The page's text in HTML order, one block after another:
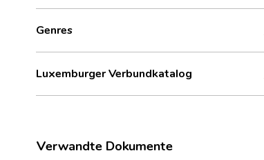
Genres
Luxemburger Verbundkatalog
Verwandte Dokumente